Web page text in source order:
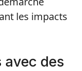
les impacts
avec des